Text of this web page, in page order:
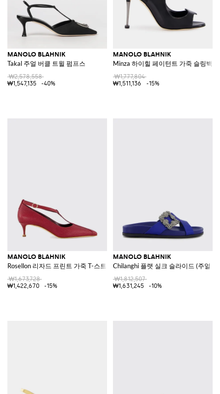
MANOLO BLAHNIK
Takal 주얼 버클 트윌 펌프스
₩2,578,558
₩1,547,135
-40%
MANOLO BLAHNIK
Minza 하이힐 페이턴트 가죽 슬링백
₩1,777,804
₩1,511,136
-15%
MANOLO BLAHNIK
Rosellon 리자드 프린트 가죽 T-스트랩 메리 제인 펌프스
₩1,673,728
₩1,422,670
-15%
MANOLO BLAHNIK
Chilanghi 플랫 실크 슬라이드 (주얼
₩1,812,507
₩1,631,245
-10%